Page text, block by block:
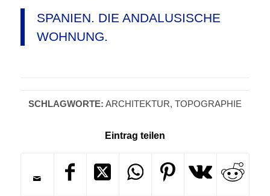
SPANIEN. DIE ANDALUSISCHE
WOHNUNG.
SCHLAGWORTE: ARCHITEKTUR, TOPOGRAPHIE
Eintrag teilen